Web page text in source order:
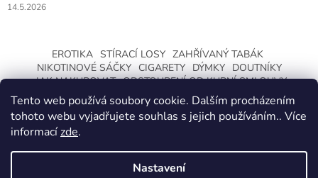
Tento web používá soubory cookie. Dalším procházením
tohoto webu vyjadřujete souhlas s jejich používáním.. Více
informacízde.
Nastavení
14.5.2026
EROTIKA STÍRACÍ LOSY ZAHŘÍVANÝ TABÁK
NIKOTINOVÉ SÁČKY CIGARETY DÝMKY
DOUTNÍKY
JAK NAKUPOVAT ODSTOUPENÍ OD KUPNÍ SMLOUVY
Vytvořil Shoptet